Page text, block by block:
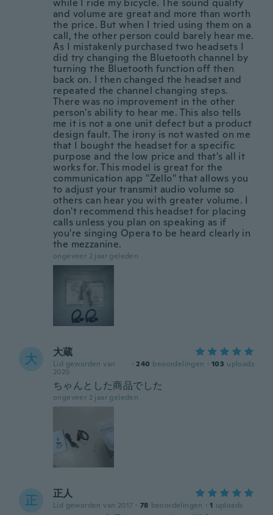
while I ride my bicycle. The sound quality
and volume are great and more than worth
the price. But when I tried using them on a
call, the other person could barely hear me.
As I mistakenly purchased two headsets I
did try changing the Bluetooth channel by
turning the Bluetooth function off then
back on. I then changed the headset and
repeated the channel changing steps.
There was no improvement in the other
person's ability to hear me. This also tells
me it is not a one unit defect but a product
design fault. The irony is not wasted on me
that I bought the headset for a specific
purpose and the low price and that's all it
works for. This model is great for the
communication app "Zello" that allows you
to adjust your transmit audio volume so
others can hear you with greater volume. I
don't recommend this headset for placing
calls unless you plan on speaking as if
you're singing Opera to be heard clearly in
the mezzanine.
ongeveer 2 jaar geleden
大 大蔵
Lid geworden van
2020
· 240 beoordelingen · 103 uploads
ちゃんとした商品でした
ongeveer 2 jaar geleden
正 正人
Lid geworden van 2017 · 78 beoordelingen · 1 uploads